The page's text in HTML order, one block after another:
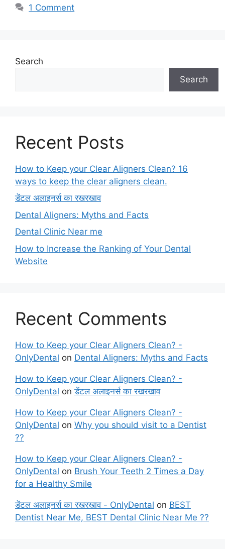
1 Comment
Search
Search
Recent Posts
How to Keep your Clear Aligners Clean? 16
ways to keep the clear aligners clean.
डेंटल अलाइनर्स का रखरखाव
Dental Aligners: Myths and Facts
Dental Clinic Near me
How to Increase the Ranking of Your Dental
Website
Recent Comments
How to Keep your Clear Aligners Clean? -
OnlyDental on Dental Aligners: Myths and Facts
How to Keep your Clear Aligners Clean? -
OnlyDental onडेंटल अलाइनर्स का रखरखाव
How to Keep your Clear Aligners Clean? -
OnlyDental on Why you should visit to a Dentist
??
How to Keep your Clear Aligners Clean? -
OnlyDental on Brush Your Teeth 2 Times a Day
for a Healthy Smile
डेंटल अलाइनर्स का रखरखाव - OnlyDental on BEST
Dentist Near Me, BEST Dental Clinic Near Me ??